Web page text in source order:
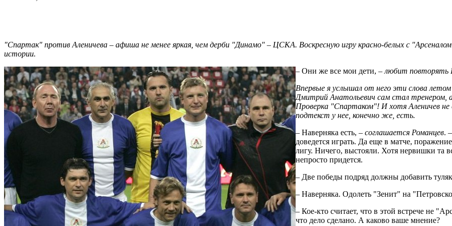
"Спартак" против Аленичева – афиша не менее яркая, чем дерби "Динамо" – ЦСКА. Воскресную игру красно-белых с
истории.
– Они же все мои дети, – любит повторять
Впервые я услышал от него эти слова
Дмитрий Анатольевич сам стал тренером,
Проверка "Спартаком"! И хотя Аленичев не
подтекст у нее, конечно же, есть.
– Наверняка есть, – соглашается Романцев.
доведется играть. Да еще в матче,
лигу. Ничего, выстояли. Хотя нервишки та
непросто придется.
– Две победы подряд должны добавить
– Наверняка. Одолеть "Зенит" на
– Кое-кто считает, что в этой встрече не
что дело сделано. А каково ваше мнение?